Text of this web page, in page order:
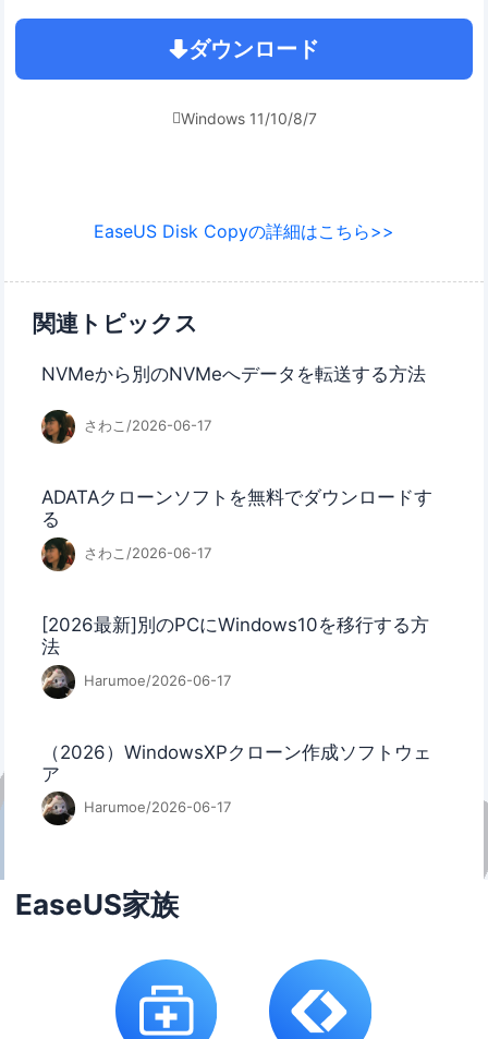
ダウンロード
Windows 11/10/8/7
EaseUS Disk Copyの詳細はこちら>>
関連トピックス
NVMeから別のNVMeへデータを転送する方法
さわこ/2026-06-17
ADATAクローンソフトを無料でダウンロードす
る
さわこ/2026-06-17
[2026最新]別のPCにWindows10を移行する方
法
Harumoe/2026-06-17
（2026）WindowsXPクローン作成ソフトウェ
ア
Harumoe/2026-06-17
EaseUS家族